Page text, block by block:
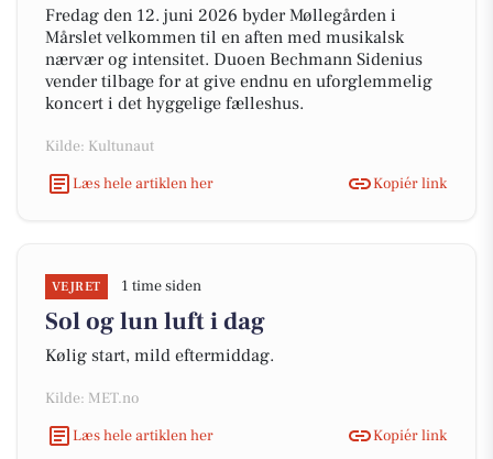
Fredag den 12. juni 2026 byder Møllegården i
Mårslet velkommen til en aften med musikalsk
nærvær og intensitet. Duoen Bechmann Sidenius
vender tilbage for at give endnu en uforglemmelig
koncert i det hyggelige fælleshus.
Kilde: Kultunaut
Læs hele artiklen her
Kopiér link
VEJRET 1 time siden
Sol og lun luft i dag
Kølig start, mild eftermiddag.
Kilde: MET.no
Læs hele artiklen her
Kopiér link